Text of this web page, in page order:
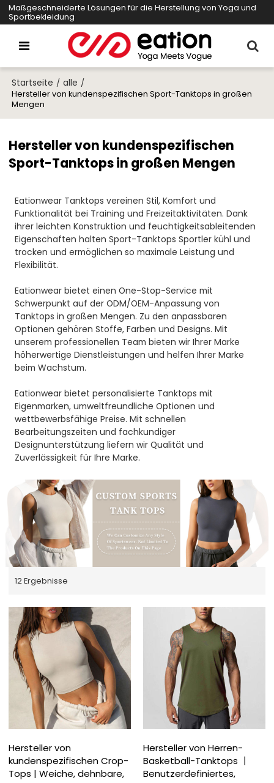
Maßgeschneiderte Lösungen für die Herstellung von Yoga und
Sportbekleidung
Startseite / alle /
Hersteller von kundenspezifischen Sport-Tanktops in großen
Mengen
Hersteller von kundenspezifischen
Sport-Tanktops in großen Mengen
Eationwear Tanktops vereinen Stil, Komfort und
Funktionalität bei Training und Freizeitaktivitäten. Dank
ihrer leichten Konstruktion und feuchtigkeitsableitenden
Eigenschaften halten Sport-Tanktops Sportler kühl und
trocken und ermöglichen so maximale Leistung und
Flexibilität.
Eationwear bietet einen One-Stop-Service mit
Schwerpunkt auf der ODM/OEM-Anpassung von
Tanktops in großen Mengen. Zu den anpassbaren
Optionen gehören Stoffe, Farben und Designs. Mit
unserem professionellen Team bieten wir Ihrer Marke
höherwertige Dienstleistungen und helfen Ihrer Marke
beim Wachstum.
Eationwear bietet personalisierte Tanktops mit
Eigenmarken, umweltfreundliche Optionen und
wettbewerbsfähige Preise. Mit schnellen
Bearbeitungszeiten und fachkundiger
Designunterstützung liefern wir Qualität und
Zuverlässigkeit für Ihre Marke.
12 Ergebnisse
Hersteller von
kundenspezifischen Crop-
Tops | Weiche, dehnbare,
Hersteller von Herren-
Basketball-Tanktops 丨
Benutzerdefiniertes,